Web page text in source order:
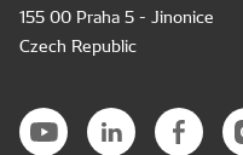
155 00 Praha 5 - Jinonice
Czech Republic